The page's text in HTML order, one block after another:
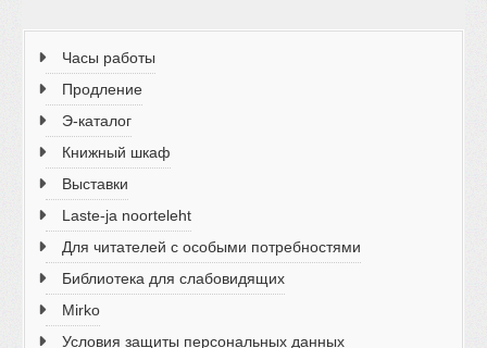
Часы работы
Продление
Э-каталог
Книжный шкаф
Выставки
Laste-ja noorteleht
Для читателей с особыми потребностями
Библиотека для слабовидящих
Mirko
Условия защиты персональных данных